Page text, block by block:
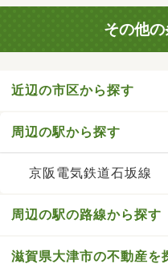
その他
近辺の市区から探す
周辺の駅から探す
京阪電気鉄道石坂線
周辺の駅の路線から探す
滋賀県大津市の不動産を